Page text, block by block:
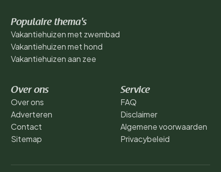
Populaire thema's
Vakantiehuizen met zwembad
Vakantiehuizen met hond
Vakantiehuizen aan zee
Over ons
Over ons
Adverteren
Contact
Sitemap
Service
FAQ
Disclaimer
Algemene voorwaarden
Privacybeleid